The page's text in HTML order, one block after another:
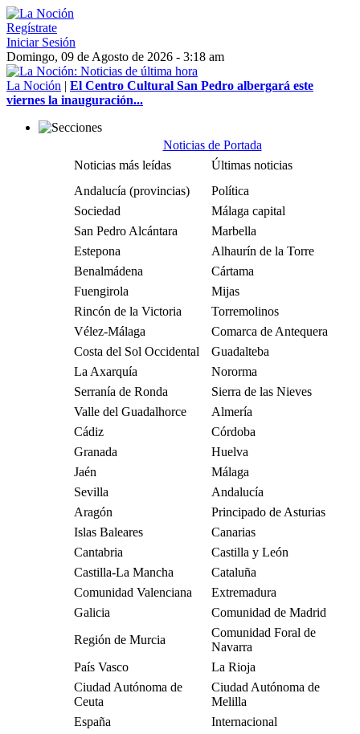
Regístrate
Iniciar Sesión
Domingo, 09 de Agosto de 2026 - 3:18 am
La Noción | El Centro Cultural San Pedro albergará este
viernes la inauguración...
Noticias de Portada
Noticias más leídas
Últimas noticias
Andalucía (provincias)
Política
Sociedad
Málaga capital
San Pedro Alcántara
Marbella
Estepona
Alhaurín de la Torre
Benalmádena
Cártama
Fuengirola
Mijas
Rincón de la Victoria
Torremolinos
Vélez-Málaga
Comarca de Antequera
Costa del Sol Occidental
Guadalteba
La Axarquía
Nororma
Serranía de Ronda
Sierra de las Nieves
Valle del Guadalhorce
Almería
Cádiz
Córdoba
Granada
Huelva
Jaén
Málaga
Sevilla
Andalucía
Aragón
Principado de Asturias
Islas Baleares
Canarias
Cantabria
Castilla y León
Castilla-La Mancha
Cataluña
Comunidad Valenciana
Extremadura
Galicia
Comunidad de Madrid
Región de Murcia
Comunidad Foral de
Navarra
País Vasco
La Rioja
Ciudad Autónoma de
Ceuta
Ciudad Autónoma de
Melilla
España
Internacional